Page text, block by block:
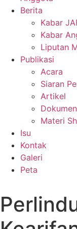
Berita
Kabar
Kabar
Liputan
Publikasi
Acara
Siaran
Artikel
Dokumen
Materi
Isu
Kontak
Galeri
Peta